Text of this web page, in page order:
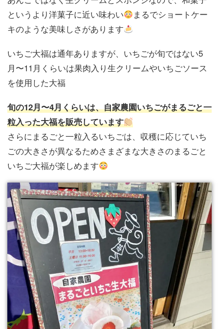
というより洋菓子に近い味わい
まるでショートケー
キのような美味しさがあります
いちご大福は通年ありますが、いちごが旬ではない5
月〜11月くらいは果肉入り生クリームやいちごソース
を使用した大福
旬の12月〜4月くらいは、自家農園いちごがまるごと一
粒入った大福を販売しています
さらにまるごと一粒入るいちごは、収穫に応じていち
ごの大きさが異なるためさまざまな大きさのまるごと
いちご大福が楽しめます